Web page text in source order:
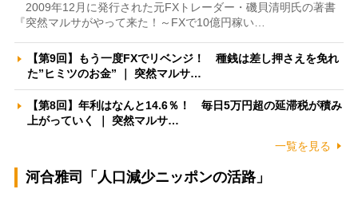
2009年12月に発行された元FXトレーダー・磯貝清明氏の著書
『突然マルサがやって来た！～FXで10億円稼い…
【第9回】もう一度FXでリベンジ！ 種銭は差し押さえを免れ
た”ヒミツのお金” ｜ 突然マルサ…
【第8回】年利はなんと14.6％！ 毎日5万円超の延滞税が積み
上がっていく ｜ 突然マルサ…
一覧を見る
河合雅司「人口減少ニッポンの活路」